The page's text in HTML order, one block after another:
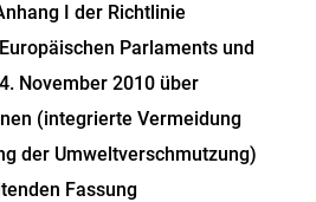
I der Richtlinie
Parlaments und
November 2010 über
(integrierte Vermeidung
der Umweltverschmutzung)
Fassung